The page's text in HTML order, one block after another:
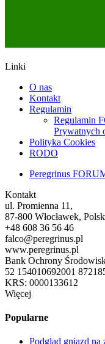
Linki
O nas
Kontakt
Regulamin
Regulamin
Prywatnych
Polityka Cookies
RODO
Peregrinus
Kontakt
ul. Promienna 11,
87-800 Włocławek,
+48 608 36 56 46
falco@peregrinus.pl
www.peregrinus.pl
Bank Ochrony
52 154010692001
KRS: 0000133612
Więcej
Popularne
Podgląd gniazd na